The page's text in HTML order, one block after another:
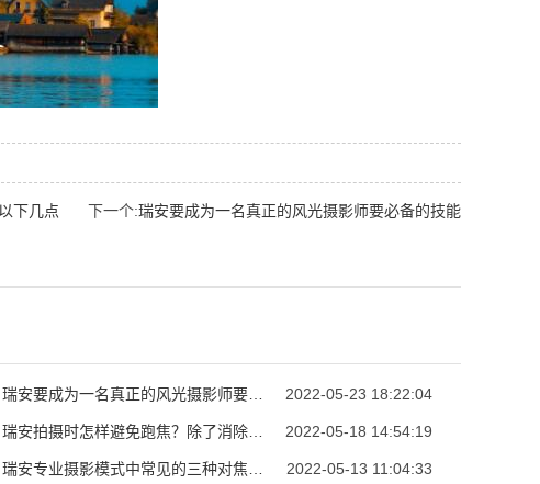
下几点 下一个:瑞安要成为一名真正的风光摄影师要必备的技能
瑞安要成为一名真正的风光摄影师要必备的技能 2022-05-23 18:22:04
瑞安拍摄时怎样避免跑焦？除了消除设备本身的问题外还要记住以下几点 2022-05-18 14:54:19
2022-05-13 11:04:33